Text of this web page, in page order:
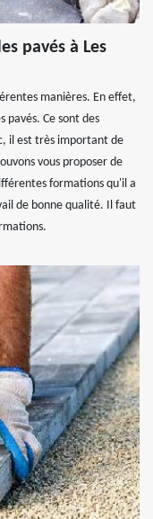
pavés à Les
manières. En effet,
pavés. Ce sont des
il est très important de
vous proposer de
formations qu'il a
de bonne qualité. Il faut